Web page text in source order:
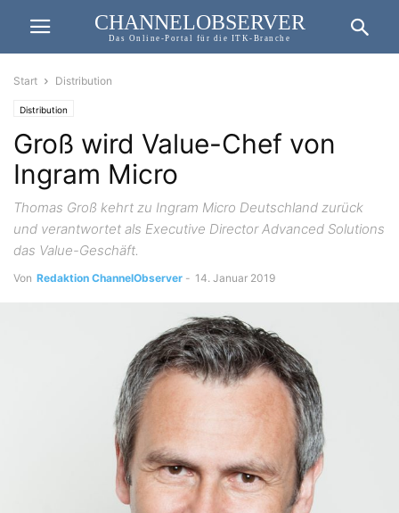
CHANNELOBSERVER
Das Online-Portal für die ITK-Branche
Start Distribution
Distribution
Groß wird Value-Chef von
Ingram Micro
Thomas Groß kehrt zu Ingram Micro Deutschland zurück
und verantwortet als Executive Director Advanced Solutions
das Value-Geschäft.
Von Redaktion ChannelObserver - 14. Januar 2019